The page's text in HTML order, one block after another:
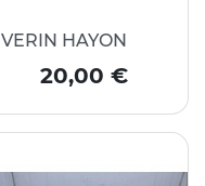
VERIN HAYON
Prix
20,00 €